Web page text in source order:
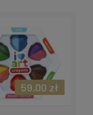
59,00 zł